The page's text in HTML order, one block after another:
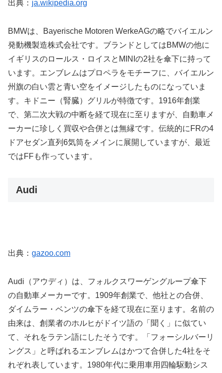
出典： ja.wikipedia.org
BMWは、Bayerische Motoren WerkeAGの略でバイエルン
発動機製造株式会社です。ブランドとしてはBMWの他に
イギリスのロールス・ロイスとMINIの2社を傘下に持って
います。エンブレムはプロペラをモチーフに、バイエルン
州旗の白い雲と青い空をイメージしたものになっていま
す。キドニー（腎臓）グリルが特徴です。1916年創業
で、第二次大戦の中断を経て現在に至りますが、自動車メ
ーカーに珍しく買収や合併とは無縁です。伝統的にFRの4
ドアセダン直列6気筒をメインに展開していますが、最近
ではFFも作っています。
Audi
出典： gazoo.com
Audi（アウディ）は、フォルクスワーゲングループ傘下
の自動車メーカーです。1909年創業で、他社との合併、
ダイムラー・ベンツの傘下を経て現在に至ります。名前の
由来は、創業者のホルヒがドイツ語の「聞く」に似てい
て、それをラテン語にしたそうです。「フォーシルバーリ
ングス」と呼ばれるエンブレムはかつて合併した4社をそ
れぞれ表しています。1980年代に乗用車用四輪駆動シス